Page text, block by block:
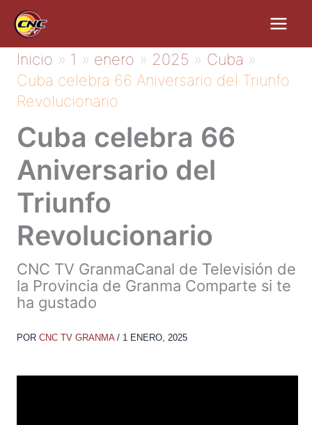
contenido
Inicio 1 enero 2025
Cuba
Cuba celebra 66 Aniversario del Triunfo
Revolucionario
Cuba celebra 66
Aniversario del
Triunfo
Revolucionario
CNC TV GranmaCanal de Televisión de
la Provincia de Granma Comparte si te
ha gustado
POR CNC TV GRANMA / 1 ENERO, 2025